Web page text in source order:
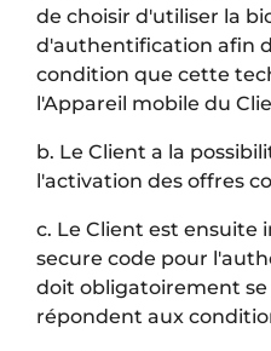
de choisir d'utiliser la
d'authentification afin
condition que cette
l'Appareil mobile du
b. Le Client a la
l'activation des offres
c. Le Client est ensuite
secure code pour
doit obligatoirement se
répondent aux